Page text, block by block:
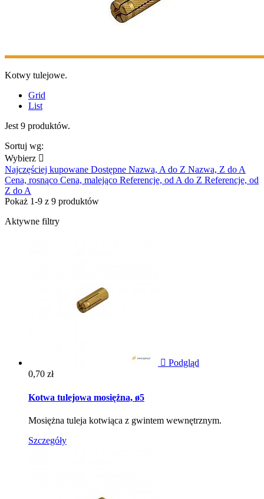
Kotwy tulejowe.
Grid
List
Jest 9 produktów.
Sortuj wg:
Wybierz 
Najczęściej kupowane Dostępne Nazwa, A do Z Nazwa, Z do A
Cena, rosnąco Cena, malejąco Referencje, od A do Z Referencje, od
Z do A
Pokaż 1-9 z 9 produktów
Aktywne filtry
 Podgląd
Cena
0,70 zł
Kotwa tulejowa mosiężna, ø5
Mosiężna tuleja kotwiąca z gwintem wewnętrznym.
Szczegóły